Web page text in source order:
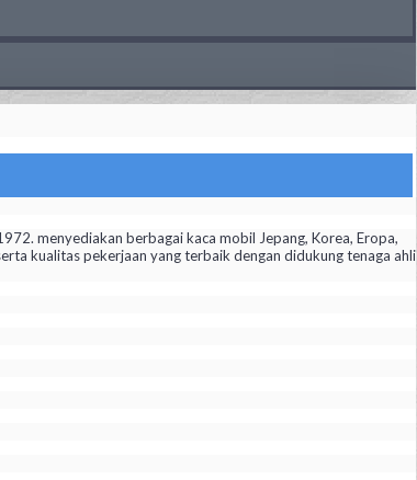
menyediakan berbagai kaca mobil Jepang, Korea, Eropa,
kualitas pekerjaan yang terbaik dengan didukung tenaga ahli